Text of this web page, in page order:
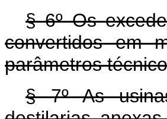
§ 6º Os
convertidos em
parâmetros
§ 7º As